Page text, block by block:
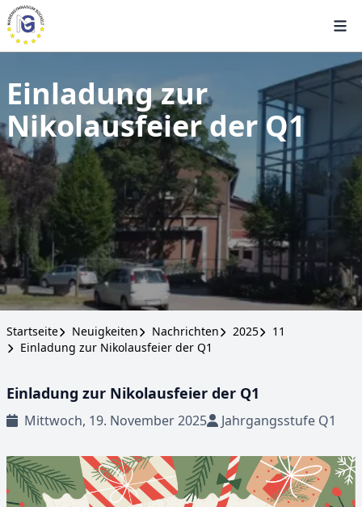
Einladung zur
Nikolausfeier der Q1
Startseite Neuigkeiten Nachrichten 2025
11
Einladung zur Nikolausfeier der Q1
Einladung zur Nikolausfeier der Q1
Mittwoch, 19. November 2025 Jahrgangsstufe Q1